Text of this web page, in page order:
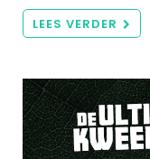
LEES VERDER